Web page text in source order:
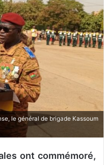
le général de brigade Kassoum
ont commémoré,